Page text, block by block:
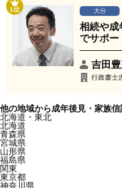
1位 大分
相続や成
でサポー
吉田
行政書士
他の地域から成年後見・家族
北海道・東北
北海道
青森県
宮城県
山形県
福島県
関東
東京都
神奈川県